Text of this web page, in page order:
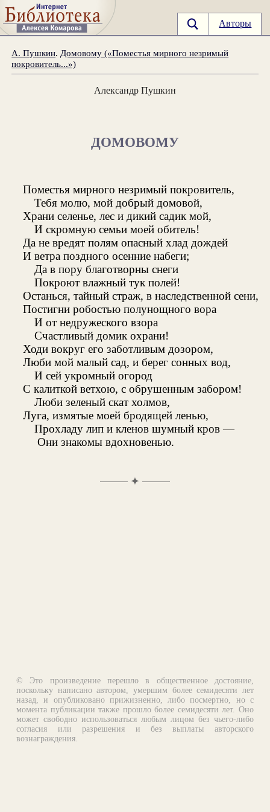
Авторы
А. Пушкин. Домовому («Поместья мирного незримый
покровитель...»)
Александр Пушкин
ДОМОВОМУ
Поместья мирного незримый покровитель,
Тебя молю, мой добрый домовой,
Храни селенье, лес и дикий садик мой,
И скромную семьи моей обитель!
Да не вредят полям опасный хлад дождей
И ветра поздного осенние набеги;
Да в пору благотворны снеги
Покроют влажный тук полей!
Останься, тайный страж, в наследственной сени,
Постигни робостью полунощного вора
И от недружеского взора
Счастливый домик охрани!
Ходи вокруг его заботливым дозором,
Люби мой малый сад, и берег сонных вод,
И сей укромный огород
С калиткой ветхою, с обрушенным забором!
Люби зеленый скат холмов,
Луга, измятые моей бродящей ленью,
Прохладу лип и кленов шумный кров —
Они знакомы вдохновенью.
✦
© Это произведение перешло в общественное достояние,
поскольку написано автором, умершим более семидесяти лет
назад, и опубликовано прижизненно, либо посмертно, но с
момента публикации также прошло более семидесяти лет. Оно
может свободно использоваться любым лицом без чьего-либо
согласия или разрешения и без выплаты авторского
вознаграждения.